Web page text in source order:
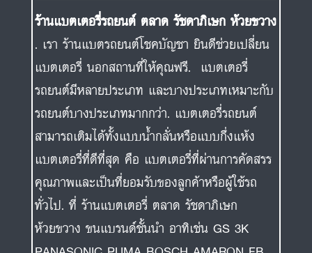
ร้านแบตเตอรี่รถยนต์ ตลาด รัชดาภิเษก ห้วยขวาง
. เรา ร้านแบตรถยนต์โชคบัญชา ยินดีช่วยเปลี่ยน
แบตเตอรี่ นอกสถานที่ให้คุณฟรี. แบตเตอรี่
รถยนต์มีหลายประเภท และบางประเภทเหมาะกับ
รถยนต์บางประเภทมากกว่า. แบตเตอรี่รถยนต์
สามารถเติมได้ทั้งแบบน้ำกลั่นหรือแบบกึ่งแห้ง
แบตเตอรี่ที่ดีที่สุด คือ แบตเตอรี่ที่ผ่านการคัดสรร
คุณภาพและเป็นที่ยอมรับของลูกค้าหรือผู้ใช้รถ
ทั่วไป. ที่ ร้านแบตเตอรี่ ตลาด รัชดาภิเษก
ห้วยขวาง ขนแบรนด์ชั้นนำ อาทิเช่น GS 3K